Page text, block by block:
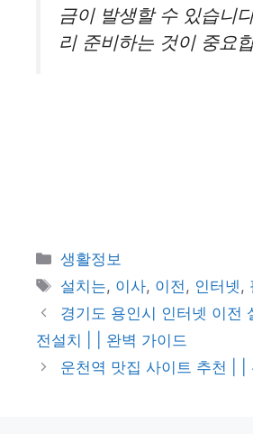
금이 발생할 수 있습니
리 준비하는 것이 중요
카
테
리
생활정보
태
그
설치는, 이사, 이전, 인터넷,
경기도 용인시 인터넷 이전
전설치 | | 완벽 가이드
운천역 맛집 사이트 추천 | |